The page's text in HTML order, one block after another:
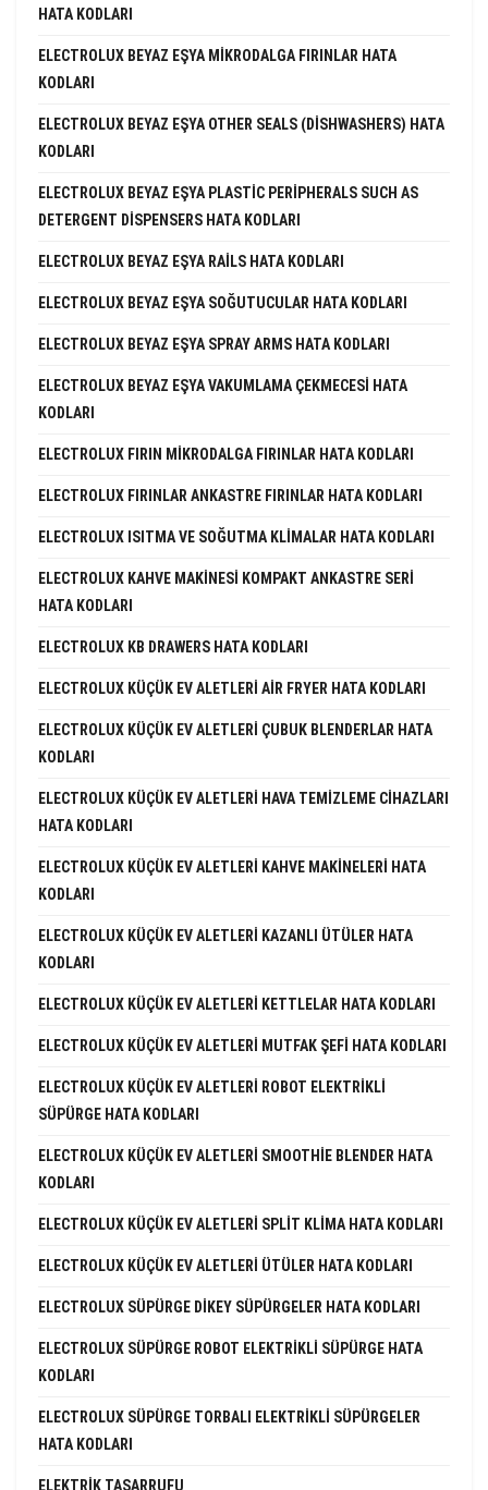
HATA KODLARI
ELECTROLUX BEYAZ EŞYA MIKRODALGA FIRINLAR HATA
KODLARI
ELECTROLUX BEYAZ EŞYA OTHER SEALS (DISHWASHERS) HATA
KODLARI
ELECTROLUX BEYAZ EŞYA PLASTIC PERIPHERALS SUCH AS
DETERGENT DISPENSERS HATA KODLARI
ELECTROLUX BEYAZ EŞYA RAILS HATA KODLARI
ELECTROLUX BEYAZ EŞYA SOĞUTUCULAR HATA KODLARI
ELECTROLUX BEYAZ EŞYA SPRAY ARMS HATA KODLARI
ELECTROLUX BEYAZ EŞYA VAKUMLAMA ÇEKMECESI HATA
KODLARI
ELECTROLUX FIRIN MIKRODALGA FIRINLAR HATA KODLARI
ELECTROLUX FIRINLAR ANKASTRE FIRINLAR HATA KODLARI
ELECTROLUX ISITMA VE SOĞUTMA KLIMALAR HATA KODLARI
ELECTROLUX KAHVE MAKINESI KOMPAKT ANKASTRE SERI
HATA KODLARI
ELECTROLUX KB DRAWERS HATA KODLARI
ELECTROLUX KÜÇÜK EV ALETLERI AIR FRYER HATA KODLARI
ELECTROLUX KÜÇÜK EV ALETLERI ÇUBUK BLENDERLAR HATA
KODLARI
ELECTROLUX KÜÇÜK EV ALETLERI HAVA TEMIZLEME CIHAZLARI
HATA KODLARI
ELECTROLUX KÜÇÜK EV ALETLERI KAHVE MAKINELERI HATA
KODLARI
ELECTROLUX KÜÇÜK EV ALETLERI KAZANLI ÜTÜLER HATA
KODLARI
ELECTROLUX KÜÇÜK EV ALETLERI KETTLELAR HATA KODLARI
ELECTROLUX KÜÇÜK EV ALETLERI MUTFAK ŞEFI HATA KODLARI
ELECTROLUX KÜÇÜK EV ALETLERI ROBOT ELEKTRIKLI
SÜPÜRGE HATA KODLARI
ELECTROLUX KÜÇÜK EV ALETLERI SMOOTHIE BLENDER HATA
KODLARI
ELECTROLUX KÜÇÜK EV ALETLERI SPLIT KLIMA HATA KODLARI
ELECTROLUX KÜÇÜK EV ALETLERI ÜTÜLER HATA KODLARI
ELECTROLUX SÜPÜRGE DIKEY SÜPÜRGELER HATA KODLARI
ELECTROLUX SÜPÜRGE ROBOT ELEKTRIKLI SÜPÜRGE HATA
KODLARI
ELECTROLUX SÜPÜRGE TORBALI ELEKTRIKLI SÜPÜRGELER
HATA KODLARI
ELEKTRIK TASARRUFU